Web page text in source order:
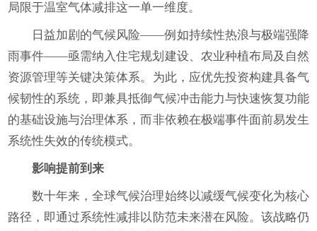
局限于温室气体减排这一单一维度。
日益加剧的气候风险——例如持续性热浪与极端强降
雨事件——亟需纳入住宅规划建设、农业种植布局及自然
资源管理等关键决策体系。为此，应优先投资构建具备气
候韧性的系统，即兼具抵御气候冲击能力与快速恢复功能
的基础设施与治理体系，而非依赖在极端事件面前易发生
系统性失效的传统模式。
影响提前到来
数十年来，全球气候治理始终以减缓气候变化为核心
路径，即通过系统性减排以防范未来潜在风险。该战略仍